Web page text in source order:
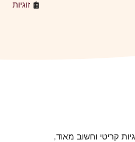
זוגיות
קריטי וחשוב מאוד,